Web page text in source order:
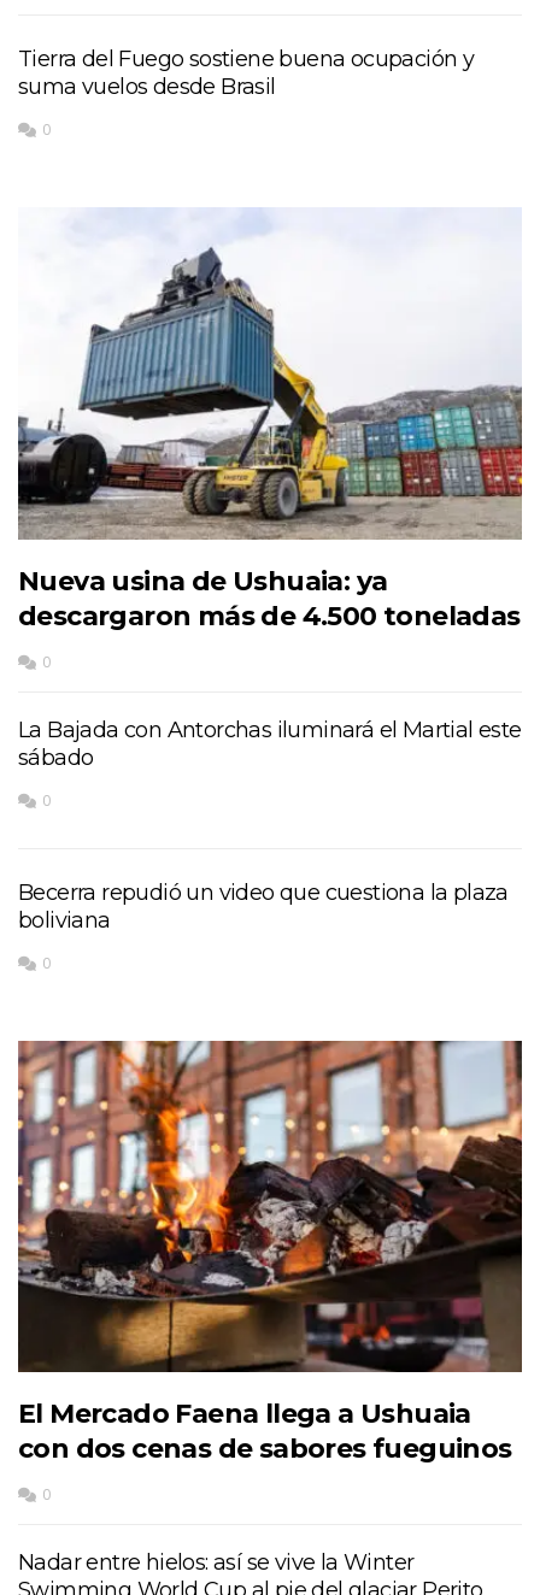
Tierra del Fuego sostiene buena ocupación y
suma vuelos desde Brasil
0
Nueva usina de Ushuaia: ya
descargaron más de 4.500 toneladas
0
La Bajada con Antorchas iluminará el Martial este
sábado
0
Becerra repudió un video que cuestiona la plaza
boliviana
0
El Mercado Faena llega a Ushuaia
con dos cenas de sabores fueguinos
0
Nadar entre hielos: así se vive la Winter